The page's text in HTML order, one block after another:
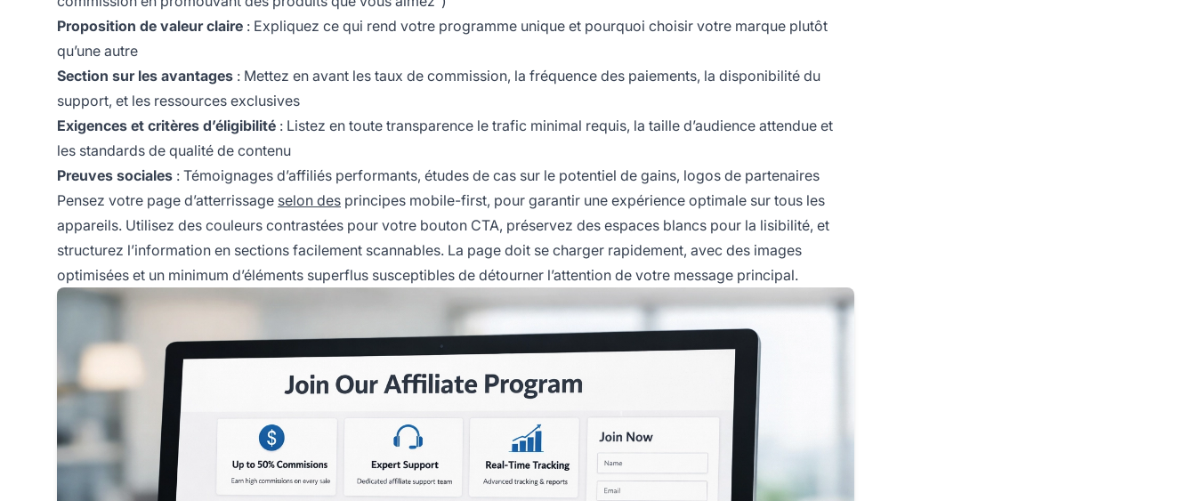
Proposition de valeur claire : Expliquez ce qui rend votre programme unique et pourquoi choisir votre marque plutôt
qu’une autre
Section sur les avantages : Mettez en avant les taux de commission, la fréquence des paiements, la disponibilité du
support, et les ressources exclusives
Exigences et critères d’éligibilité : Listez en toute transparence le trafic minimal requis, la taille d’audience attendue et
les standards de qualité de contenu
Preuves sociales : Témoignages d’affiliés performants, études de cas sur le potentiel de gains, logos de partenaires
Pensez votre page d’atterrissage selon des principes mobile-first, pour garantir une expérience optimale sur tous les
appareils. Utilisez des couleurs contrastées pour votre bouton CTA, préservez des espaces blancs pour la lisibilité, et
structurez l’information en sections facilement scannables. La page doit se charger rapidement, avec des images
optimisées et un minimum d’éléments superflus susceptibles de détourner l’attention de votre message principal.